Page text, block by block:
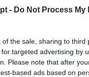
- Do Not Process
of the sale, sharing to
targeted advertising by
Please note that after
based ads based on